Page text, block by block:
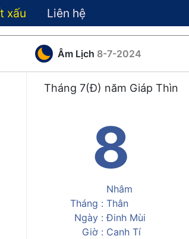
xấu Liên hệ
Âm Lịch 8-7-2024
Tháng 7(Đ) năm Giáp Thìn
8
Tháng :
Nhâm
Thân
Ngày : Đinh Mùi
Giờ : Canh Tí